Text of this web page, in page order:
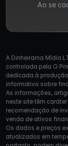
Ao se
A Dinheirama Mídia
controlada pela O
dedicada à
informativo sobre
As informações,
neste site têm
recomendação de
venda de ativos
Os dados e preços
atualizados em